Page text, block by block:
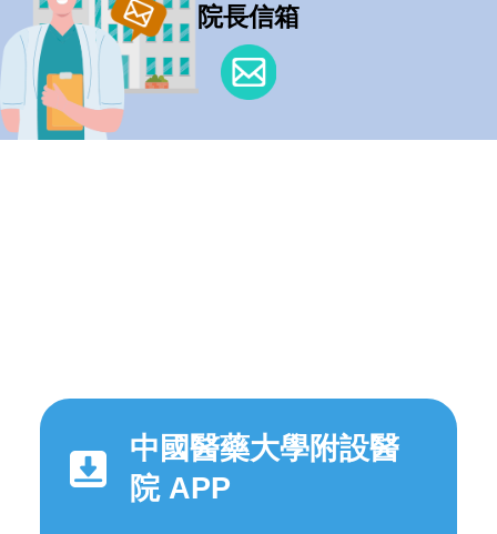
院長信箱
中國醫藥大學附設醫
院 APP